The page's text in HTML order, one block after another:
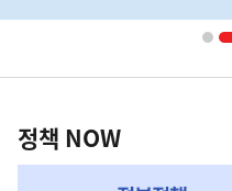
영
책
NOW,
정책 NOW